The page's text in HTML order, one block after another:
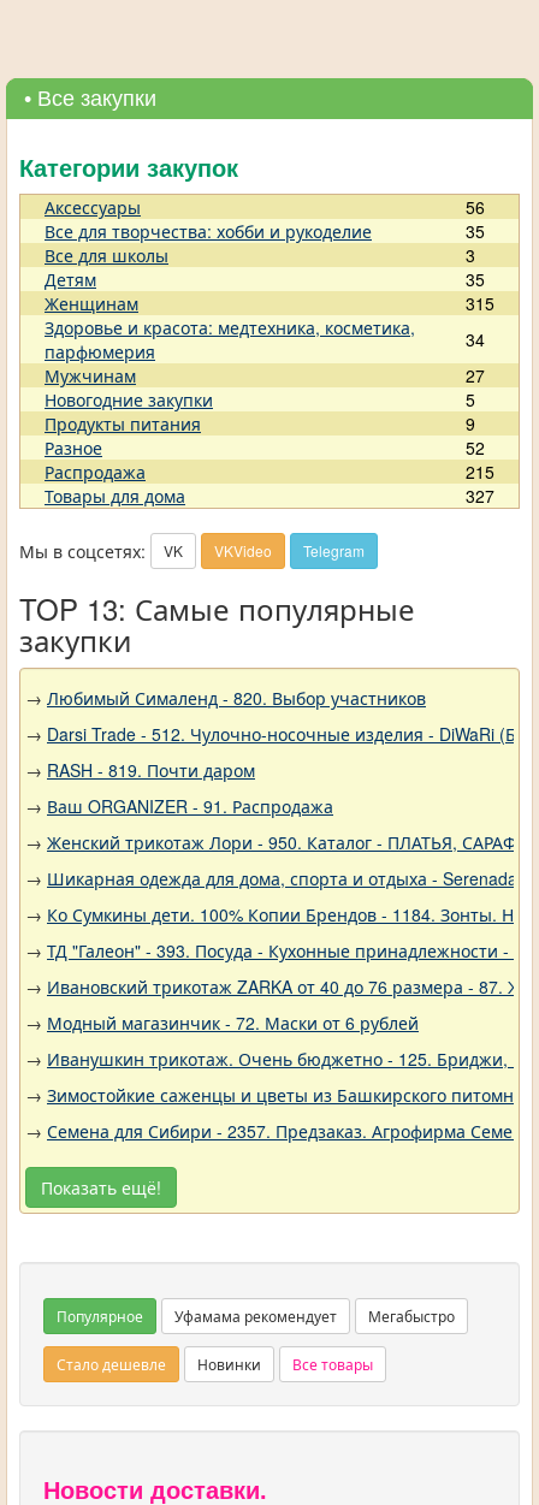
• Все закупки
Категории закупок
Аксессуары
56
Все для творчества: хобби и рукоделие
35
Все для школы
3
Детям
35
Женщинам
315
Здоровье и красота: медтехника, косметика,
парфюмерия
34
Мужчинам
27
Новогодние закупки
5
Продукты питания
9
Разное
52
Распродажа
215
Товары для дома
327
Мы в соцсетях: VK VKVideo Telegram
TOP 13: Самые популярные
закупки
→ Любимый Сималенд - 820. Выбор участников
→ Darsi Trade - 512. Чулочно-носочные изделия - DiWaRi
→ RASH - 819. Почти даром
→ Ваш ORGANIZER - 91. Распродажа
→ Женский трикотаж Лори - 950. Каталог - ПЛАТЬЯ,
→ Шикарная одежда для дома, спорта и отдыха - Serenada -
→ Ко Сумкины дети. 100% Копии Брендов - 1184. Зонты.
→ ТД "Галеон" - 393. Посуда - Кухонные принадлежности -
→ Ивановский трикотаж ZARKA от 40 до 76 размера - 87.
→ Модный магазинчик - 72. Маски от 6 рублей
→ Иванушкин трикотаж. Очень бюджетно - 125. Бриджи,
→ Зимостойкие саженцы и цветы из Башкирского
→ Семена для Сибири - 2357. Предзаказ. Агрофирма
Показать ещё!
Популярное Уфамама рекомендует Мегабыстро
Стало дешевле Новинки Все товары
Новости доставки.